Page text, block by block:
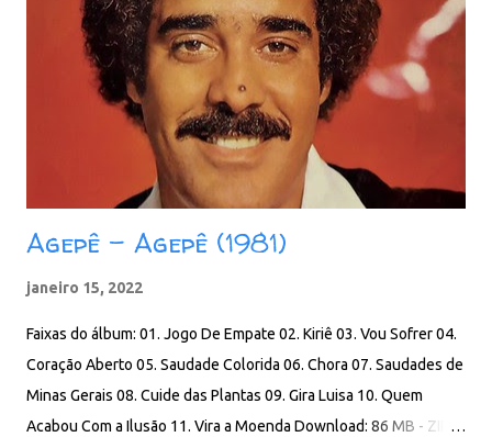
Agepê - Agepê (1981)
janeiro 15, 2022
Faixas do álbum: 01. Jogo De Empate 02. Kiriê 03. Vou Sofrer 04.
Coração Aberto 05. Saudade Colorida 06. Chora 07. Saudades de
Minas Gerais 08. Cuide das Plantas 09. Gira Luisa 10. Quem
Acabou Com a Ilusão 11. Vira a Moenda Download: 86 MB - ZIP -